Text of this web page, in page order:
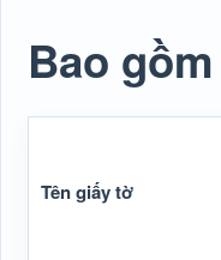
Bao gồm
Tên giấy tờ